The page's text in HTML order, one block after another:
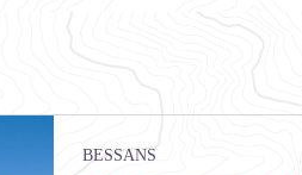
BESSANS